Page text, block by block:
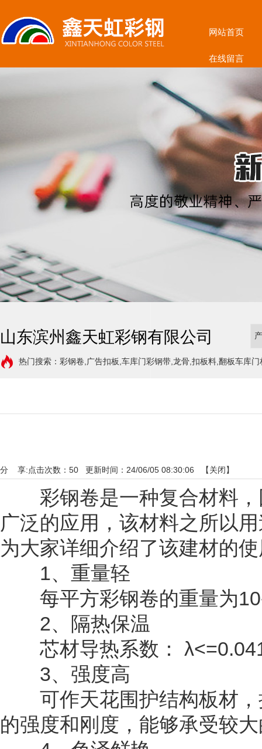
网站首页
在线留言
山东滨州鑫天虹彩钢有限公司
热门搜索：彩钢卷,广告扣板,车库门彩钢带,龙骨,扣板料,翻板车库
点击次数： 50 更新时间：24/06/05 08:30:06 【关闭】
分 享:
彩钢卷是一种复合材料，
广泛的应用，该材料之所以
为大家详细介绍了该建材的
1、重量轻
每平方彩钢卷的重量为10-
2、隔热保温
芯材导热系数：
3、强度高
可作天花围护结构板材，
的强度和刚度，能够承受较